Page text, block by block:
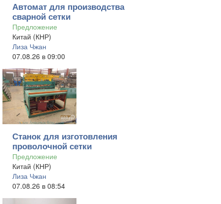
Автомат для производства
сварной сетки
Предложение
Китай (КНР)
Лиза Чжан
07.08.26 в 09:00
Станок для изготовления
проволочной сетки
Предложение
Китай (КНР)
Лиза Чжан
07.08.26 в 08:54